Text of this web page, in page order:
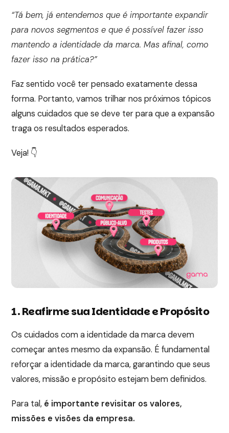
“Tá bem, já entendemos que é importante expandir
para novos segmentos e que é possível fazer isso
mantendo a identidade da marca. Mas afinal, como
fazer isso na prática?”
Faz sentido você ter pensado exatamente dessa
forma. Portanto, vamos trilhar nos próximos tópicos
alguns cuidados que se deve ter para que a expansão
traga os resultados esperados.
Veja! 👇
1. Reafirme sua Identidade e Propósito
Os cuidados com a identidade da marca devem
começar antes mesmo da expansão. É fundamental
reforçar a identidade da marca, garantindo que seus
valores, missão e propósito estejam bem definidos.
Para tal, é importante revisitar os valores,
missões e visões da empresa.